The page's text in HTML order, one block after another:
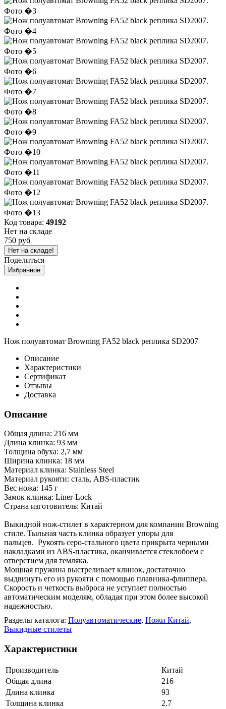
Код товара: 49192
Нет на складе
750 руб
Нет на складе!
Поделиться
Избранное
Нож полуавтомат Browning FA52 black реплика SD2007
Описание
Характеристики
Сертификат
Отзывы
Доставка
Описание
Общая длина: 216 мм
Длина клинка: 93 мм
Толщина обуха: 2,7 мм
Ширина клинка: 18 мм
Материал клинка: Stainless Steel
Материал рукояти: сталь, ABS-пластик
Вес ножа: 145 г
Замок клинка: Liner-Lock
Страна изготовитель: Китай
Выкидной нож-стилет в характерном для компании Browning
стиле. Тыльная часть клинка образует упоры для
пальцев. Рукоять серо-стального цвета прикрыта черными
накладками из ABS-пластика, оканчивается стеклобоем с
отверстием для темляка.
Мощная пружина выстреливает клинок, достаточно
выдвинуть его из рукояти с помощью плавника-флиппера.
Скорость и четкость выброса не уступает полностью
автоматическим моделям, обладая при этом более высокой
надежностью.
Разделы каталога: Полуавтоматические, Ножи Китай,
Выкидные стилеты
Характеристики
Производитель
Китай
Общая длина
216
Длина клинка
93
Толщина клинка
2.7